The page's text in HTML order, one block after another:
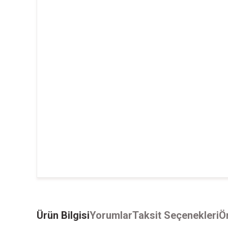
Ürün BilgisiYorumlarTaksit Seçenekleri